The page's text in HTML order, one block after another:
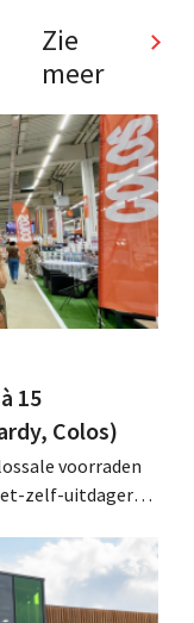
Zie
meer
15
Colos)
voorraden
zelf-uitdager
op voor onze